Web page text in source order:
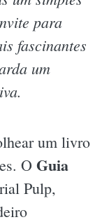
para
fascinantes
um
um livro
O Guia
Pulp,